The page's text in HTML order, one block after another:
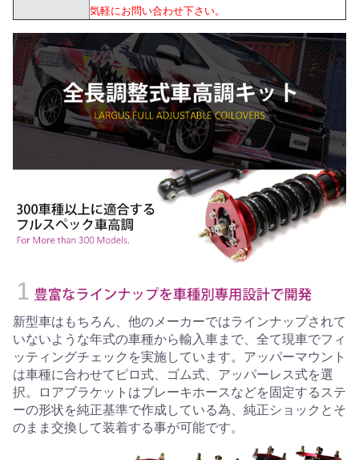
気軽にお問い合わせ下さい。
新型車はもちろん、他のメーカーではラインナップされて
いないような年式の車種から輸入車まで、全て現車でフィ
ッティングチェックを実施しています。アッパーマウント
は車種に合わせてピロ式、ゴム式、アッパーレス式を選
択。ロアブラケットはブレーキホースなどを固定するステ
ーの形状を純正基準で作成している為、純正ショックとそ
のまま交換して装着する事が可能です。